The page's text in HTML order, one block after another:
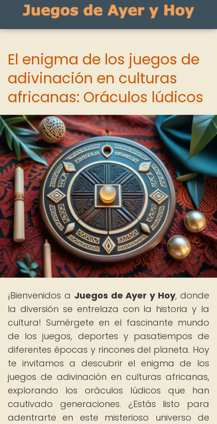
El enigma de los juegos de
adivinación en culturas
africanas: Oráculos lúdicos
¡Bienvenidos a Juegos de Ayer y Hoy, donde
la diversión se entrelaza con la historia y la
cultura! Sumérgete en el fascinante mundo
de los juegos, deportes y pasatiempos de
diferentes épocas y rincones del planeta. Hoy
te invitamos a descubrir el enigma de los
juegos de adivinación en culturas africanas,
explorando los oráculos lúdicos que han
cautivado generaciones. ¿Estás listo para
adentrarte en este misterioso universo de